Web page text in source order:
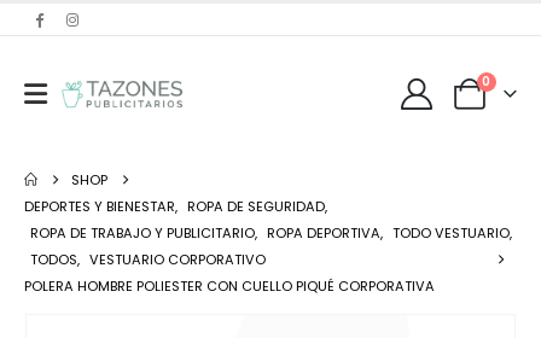
0
SHOP
DEPORTES Y BIENESTAR, ROPA DE SEGURIDAD,
ROPA DE TRABAJO Y PUBLICITARIO, ROPA DEPORTIVA, TODO VESTUARIO,
TODOS, VESTUARIO CORPORATIVO
POLERA HOMBRE POLIESTER CON CUELLO PIQUÉ CORPORATIVA